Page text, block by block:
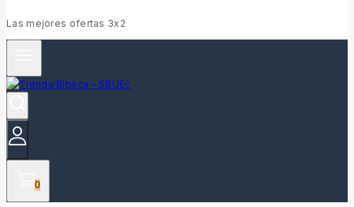
Las mejores ofertas 3x2
0